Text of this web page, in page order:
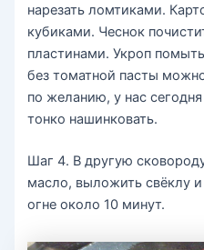
нарезать ломтиками.
кубиками. Чеснок
пластинами. Укроп
без томатной пасты
по желанию, у нас
тонко нашинковать.
Шаг 4. В другую
масло, выложить свёклу
огне около 10 минут.